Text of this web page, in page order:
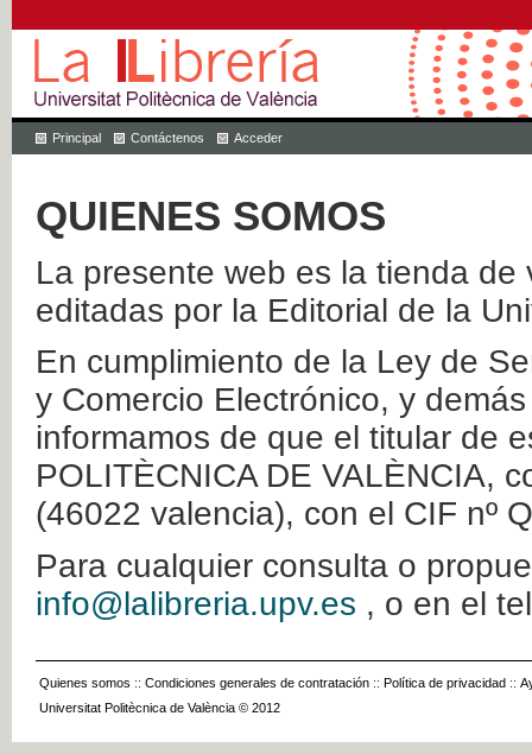
Principal Contáctenos Acceder
QUIENES SOMOS
La presente web es la tienda
editadas por la Editorial de la
En cumplimiento de la Ley de
y Comercio Electrónico, y
informamos de que el titular de
POLITÈCNICA DE VALÈNCIA,
(46022 valencia), con el CIF nº
Para cualquier consulta o
info@lalibreria.upv.es , o en el
Quienes somos :: Condiciones generales de contratación :: Política de privacidad ::
Universitat Politècnica de València © 2012